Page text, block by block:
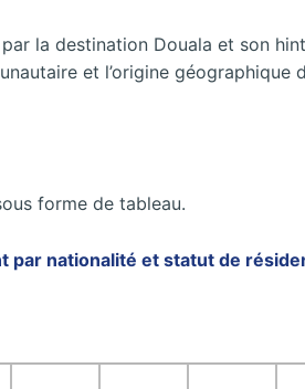
la destination Douala et son
et l’origine géographique
forme de tableau.
par nationalité et statut de